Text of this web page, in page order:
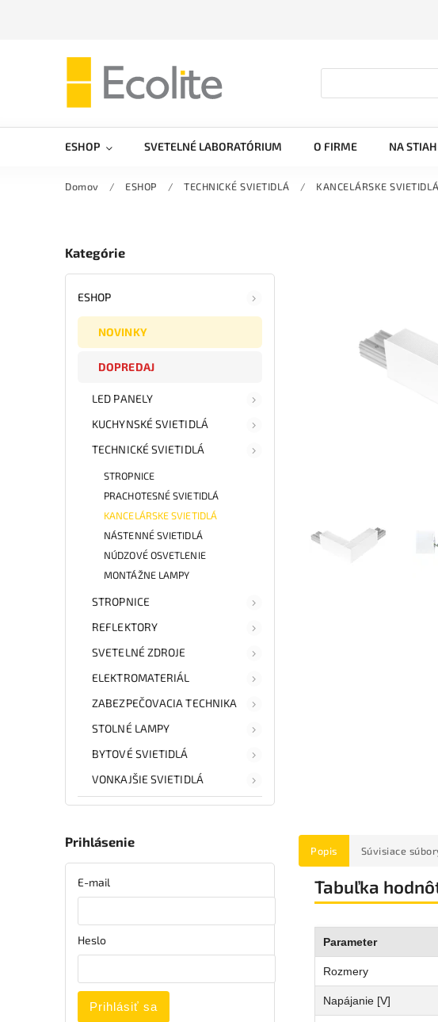
ESHOP SVETELNÉ LABORATÓRIUM O FIRME NA
Domov / ESHOP / TECHNICKÉ SVIETIDLÁ / KANCELÁRSKE SVIETIDLÁ
Kategórie
ESHOP
NOVINKY
DOPREDAJ
LED PANELY
KUCHYNSKÉ SVIETIDLÁ
TECHNICKÉ SVIETIDLÁ
STROPNICE
PRACHOTESNÉ SVIETIDLÁ
KANCELÁRSKE SVIETIDLÁ
NÁSTENNÉ SVIETIDLÁ
NÚDZOVÉ OSVETLENIE
MONTÁŽNE LAMPY
STROPNICE
REFLEKTORY
SVETELNÉ ZDROJE
ELEKTROMATERIÁL
ZABEZPEČOVACIA TECHNIKA
STOLNÉ LAMPY
BYTOVÉ SVIETIDLÁ
VONKAJŠIE SVIETIDLÁ
Prihlásenie
E-mail
Heslo
Prihlásiť sa
Popis Súvisiace
Tabuľka
Parameter
Rozmery
Napájanie [V]